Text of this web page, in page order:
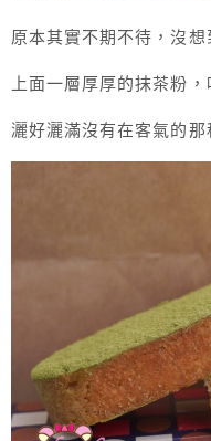
原本其實不期不待，沒想
上面一層厚厚的抹茶粉
灑好灑滿沒有在客氣的那